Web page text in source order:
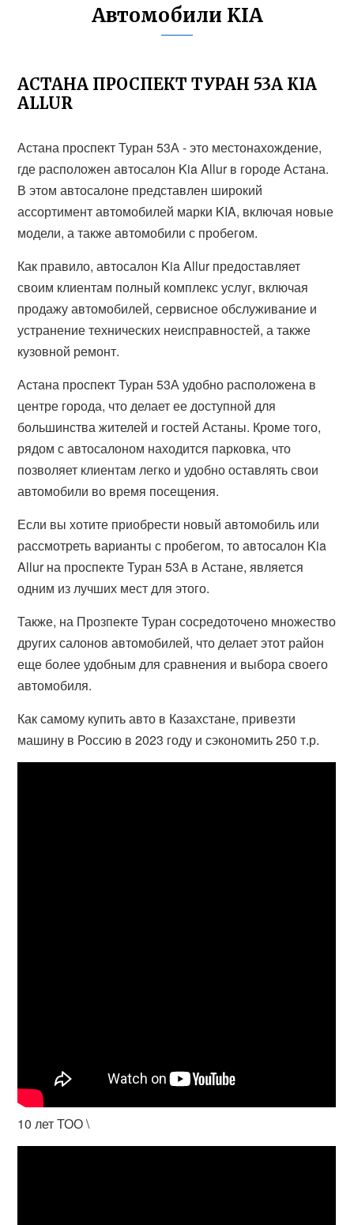
Автомобили KIA
АСТАНА ПРОСПЕКТ ТУРАН 53А KIA
ALLUR
Астана проспект Туран 53А - это местонахождение,
где расположен автосалон Kia Allur в городе Астана.
В этом автосалоне представлен широкий
ассортимент автомобилей марки KIA, включая новые
модели, а также автомобили с пробегом.
Как правило, автосалон Kia Allur предоставляет
своим клиентам полный комплекс услуг, включая
продажу автомобилей, сервисное обслуживание и
устранение технических неисправностей, а также
кузовной ремонт.
Астана проспект Туран 53А удобно расположена в
центре города, что делает ее доступной для
большинства жителей и гостей Астаны. Кроме того,
рядом с автосалоном находится парковка, что
позволяет клиентам легко и удобно оставлять свои
автомобили во время посещения.
Если вы хотите приобрести новый автомобиль или
рассмотреть варианты с пробегом, то автосалон Kia
Allur на проспекте Туран 53А в Астане, является
одним из лучших мест для этого.
Также, на Прозпекте Туран сосредоточено множество
других салонов автомобилей, что делает этот район
еще более удобным для сравнения и выбора своего
автомобиля.
Как самому купить авто в Казахстане, привезти
машину в Россию в 2023 году и сэкономить 250 т.р.
10 лет ТОО \